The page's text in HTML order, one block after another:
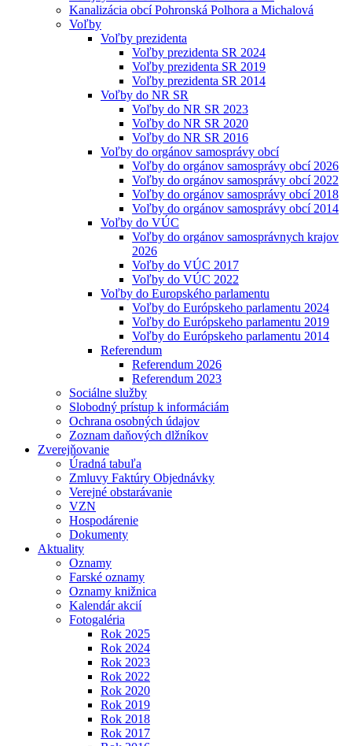
Kanalizácia obcí Pohronská Polhora a Michalová
Voľby
Voľby prezidenta
Voľby prezidenta SR 2024
Voľby prezidenta SR 2019
Voľby prezidenta SR 2014
Voľby do NR SR
Voľby do NR SR 2023
Voľby do NR SR 2020
Voľby do NR SR 2016
Voľby do orgánov samosprávy obcí
Voľby do orgánov samosprávy obcí 2026
Voľby do orgánov samosprávy obcí 2022
Voľby do orgánov samosprávy obcí 2018
Voľby do orgánov samosprávy obcí 2014
Voľby do VÚC
Voľby do orgánov samosprávnych krajov
2026
Voľby do VÚC 2017
Voľby do VÚC 2022
Voľby do Europského parlamentu
Voľby do Európskeho parlamentu 2024
Voľby do Európskeho parlamentu 2019
Voľby do Európskeho parlamentu 2014
Referendum
Referendum 2026
Referendum 2023
Sociálne služby
Slobodný prístup k informáciám
Ochrana osobných údajov
Zoznam daňových dlžníkov
Zverejňovanie
Úradná tabuľa
Zmluvy Faktúry Objednávky
Verejné obstarávanie
VZN
Hospodárenie
Dokumenty
Aktuality
Oznamy
Farské oznamy
Oznamy knižnica
Kalendár akcií
Fotogaléria
Rok 2025
Rok 2024
Rok 2023
Rok 2022
Rok 2020
Rok 2019
Rok 2018
Rok 2017